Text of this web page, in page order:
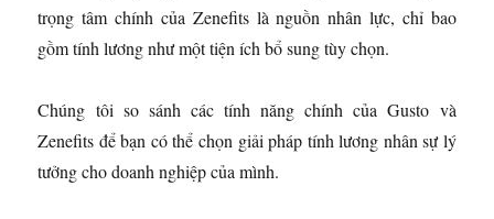
trọng tâm chính của Zenefits là nguồn nhân lực, chỉ bao
gồm tính lương như một tiện ích bổ sung tùy chọn.
Chúng tôi so sánh các tính năng chính của Gusto và
Zenefits để bạn có thể chọn giải pháp tính lương nhân sự lý
tưởng cho doanh nghiệp của mình.